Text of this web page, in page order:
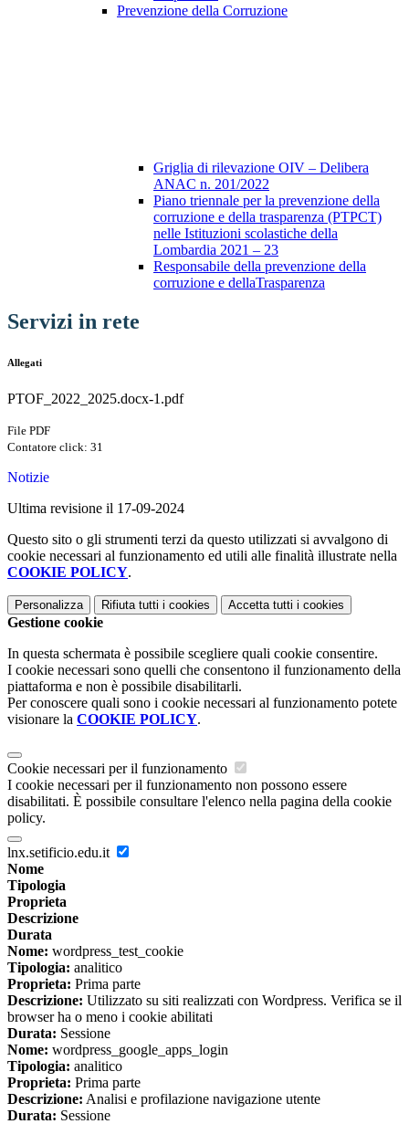
Prevenzione della Corruzione
Griglia di rilevazione OIV – Delibera
ANAC n. 201/2022
Piano triennale per la prevenzione della
corruzione e della trasparenza (PTPCT)
nelle Istituzioni scolastiche della
Lombardia 2021 – 23
Responsabile della prevenzione della
corruzione e dellaTrasparenza
Servizi in rete
Allegati
PTOF_2022_2025.docx-1.pdf
File PDF
Contatore click: 31
Notizie
Ultima revisione il 17-09-2024
Questo sito o gli strumenti terzi da questo utilizzati si avvalgono di
cookie necessari al funzionamento ed utili alle finalità illustrate nella
COOKIE POLICY.
Personalizza Rifiuta tutti i cookies Accetta tutti i cookies
Gestione cookie
In questa schermata è possibile scegliere quali cookie consentire.
I cookie necessari sono quelli che consentono il funzionamento della
piattaforma e non è possibile disabilitarli.
Per conoscere quali sono i cookie necessari al funzionamento potete
visionare la COOKIE POLICY.
Cookie necessari per il funzionamento
I cookie necessari per il funzionamento non possono essere
disabilitati. È possibile consultare l'elenco nella pagina della cookie
policy.
lnx.setificio.edu.it
Nome
Tipologia
Proprieta
Descrizione
Durata
Nome: wordpress_test_cookie
Tipologia: analitico
Proprieta: Prima parte
Descrizione: Utilizzato su siti realizzati con Wordpress. Verifica se il
browser ha o meno i cookie abilitati
Durata: Sessione
Nome: wordpress_google_apps_login
Tipologia: analitico
Proprieta: Prima parte
Descrizione: Analisi e profilazione navigazione utente
Durata: Sessione